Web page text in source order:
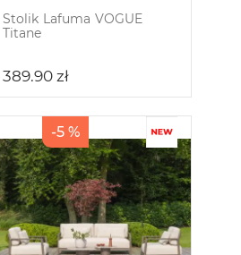
Stolik Lafuma VOGUE
Titane
389.90 zł
-5 %